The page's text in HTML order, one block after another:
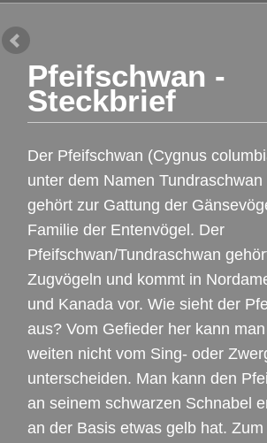
Pfeifschwan -
Steckbrief
Der Pfeifschwan (Cygnus
unter dem Namen
gehört zur Gattung der
Familie der Entenvögel. Der
Pfeifschwan/Tundraschwan
Zugvögeln und kommt in
und Kanada vor. Wie sieht der
aus? Vom Gefieder her kann
weiten nicht vom Sing- oder
unterscheiden. Man kann den
an seinem schwarzen Schnabel
an der Basis etwas gelb hat. Zum